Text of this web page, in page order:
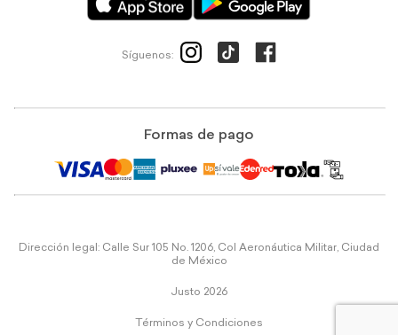
Síguenos:
Formas de pago
Dirección legal: Calle Sur 105 No. 1206, Col Aeronáutica Militar, Ciudad
de México
Justo 2026
Términos y Condiciones